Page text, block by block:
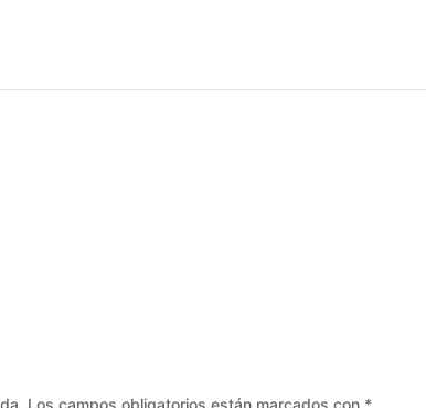
Los campos obligatorios están marcados con *